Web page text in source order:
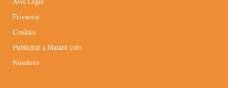
Privacitat
Cookies
Publicitat a Mataró Info
Nosaltres